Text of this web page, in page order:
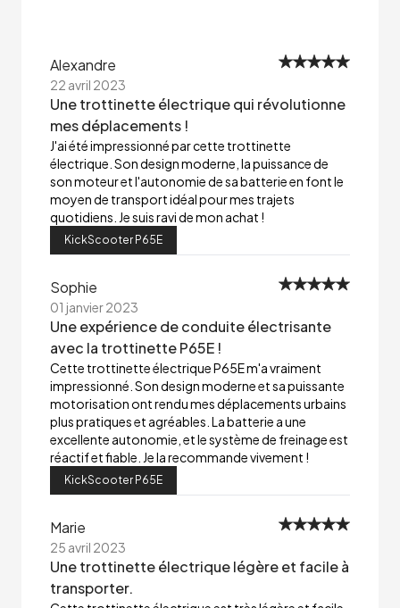
Alexandre
22 avril 2023
Une trottinette électrique qui révolutionne
mes déplacements !
J'ai été impressionné par cette trottinette
électrique. Son design moderne, la puissance de
son moteur et l'autonomie de sa batterie en font le
moyen de transport idéal pour mes trajets
quotidiens. Je suis ravi de mon achat !
KickScooter P65E
Sophie
01 janvier 2023
Une expérience de conduite électrisante
avec la trottinette P65E !
Cette trottinette électrique P65E m'a vraiment
impressionné. Son design moderne et sa puissante
motorisation ont rendu mes déplacements urbains
plus pratiques et agréables. La batterie a une
excellente autonomie, et le système de freinage est
réactif et fiable. Je la recommande vivement !
KickScooter P65E
Marie
25 avril 2023
Une trottinette électrique légère et facile à
transporter.